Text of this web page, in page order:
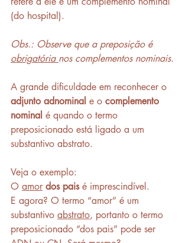
(do hospital).
Obs.: Observe que a preposição é
obrigatória nos complementos nominais.
A grande dificuldade em reconhecer o
adjunto adnominal e o complemento
nominal é quando o termo
preposicionado está ligado a um
substantivo abstrato.
Veja o exemplo:
O amor dos pais é imprescindível.
E agora? O termo “amor” é um
substantivo abstrato, portanto o termo
preposicionado “dos pais” pode ser